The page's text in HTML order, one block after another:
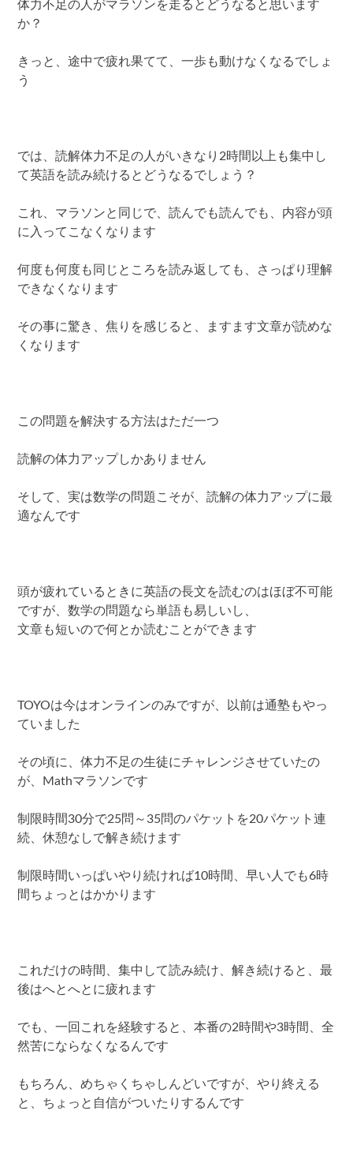
体力不足の人がマラソンを走るとどうなると思います
か？
きっと、途中で疲れ果てて、一歩も動けなくなるでしょ
う
では、読解体力不足の人がいきなり2時間以上も集中し
て英語を読み続けるとどうなるでしょう？
これ、マラソンと同じで、読んでも読んでも、内容が頭
に入ってこなくなります
何度も何度も同じところを読み返しても、さっぱり理解
できなくなります
その事に驚き、焦りを感じると、ますます文章が読めな
くなります
この問題を解決する方法はただ一つ
読解の体力アップしかありません
そして、実は数学の問題こそが、読解の体力アップに最
適なんです
頭が疲れているときに英語の長文を読むのはほぼ不可能
ですが、数学の問題なら単語も易しいし、
文章も短いので何とか読むことができます
TOYOは今はオンラインのみですが、以前は通塾もやっ
ていました
その頃に、体力不足の生徒にチャレンジさせていたの
が、Mathマラソンです
制限時間30分で25問～35問のパケットを20パケット連
続、休憩なしで解き続けます
制限時間いっぱいやり続ければ10時間、早い人でも6時
間ちょっとはかかります
これだけの時間、集中して読み続け、解き続けると、最
後はへとへとに疲れます
でも、一回これを経験すると、本番の2時間や3時間、全
然苦にならなくなるんです
もちろん、めちゃくちゃしんどいですが、やり終える
と、ちょっと自信がついたりするんです